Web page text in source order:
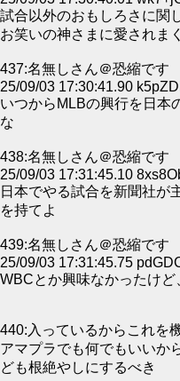
試合以外のおもしろさに関
お笑いの神さまに愛されま
437:名無しさん＠恐縮です
25/09/03 17:30:41.90
いつからMLBの興行を日本
な
438:名無しさん＠恐縮です
25/09/03 17:31:45.10
日本でやる試合を新聞社が
を持てよ
439:名無しさん＠恐縮です
25/09/03 17:31:45.75
WBCとか興味なかったけど
440:入っているからこれを
アマプラでも何でもいいか
ども根絶やしにするべき